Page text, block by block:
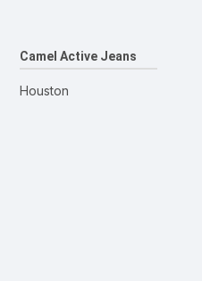
Camel Active Jeans
Houston